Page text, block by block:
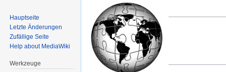
Navigation
springen
Suche
springen
Hauptseite
Letzte Änderungen
Zufällige Seite
Help about MediaWiki
Werkzeuge